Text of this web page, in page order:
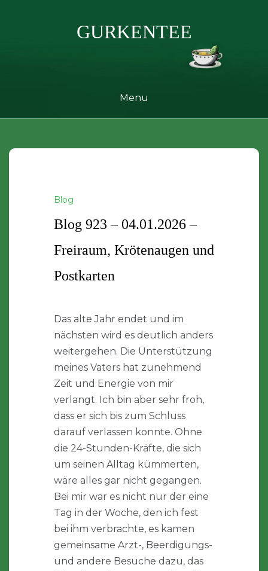
GURKENTEE
Menu
Blog
Blog 923 – 04.01.2026 –
Freiraum, Krötenaugen und
Postkarten
Das alte Jahr endet und im
nächsten wird es deutlich anders
weitergehen. Die Unterstützung
meines Vaters hat zunehmend
Zeit und Energie von mir
verlangt. Ich bin aber sehr froh,
dass er sich bis zum Schluss
darauf verlassen konnte. Ohne
die 24-Stunden-Kräfte, die sich
um seinen Alltag kümmerten,
wäre alles gar nicht gegangen.
Bei mir war es nicht nur der eine
Tag in der Woche, den ich fest
bei ihm verbrachte, es kamen
gemeinsame Arzt-, Beerdigungs-
und andere Besuche dazu, das